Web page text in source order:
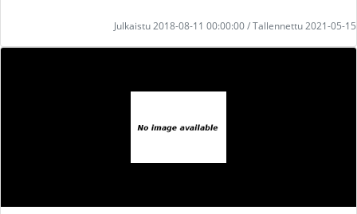
Julkaistu 2018-08-11 00:00:00 / Tallennettu 2021-05-15